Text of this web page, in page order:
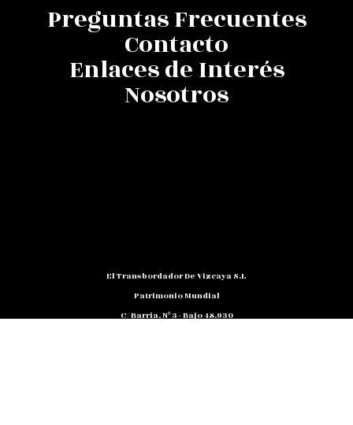
Preguntas Frecuentes
Contacto
Enlaces de Interés
Nosotros
El Transbordador De Vizcaya S.L
Patrimonio Mundial
C/ Barria, Nº 3 - Bajo 48.930